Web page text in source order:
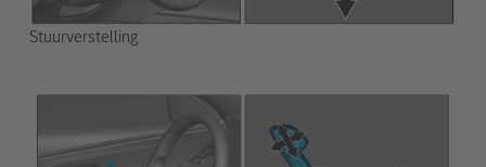
Stuurverstelling